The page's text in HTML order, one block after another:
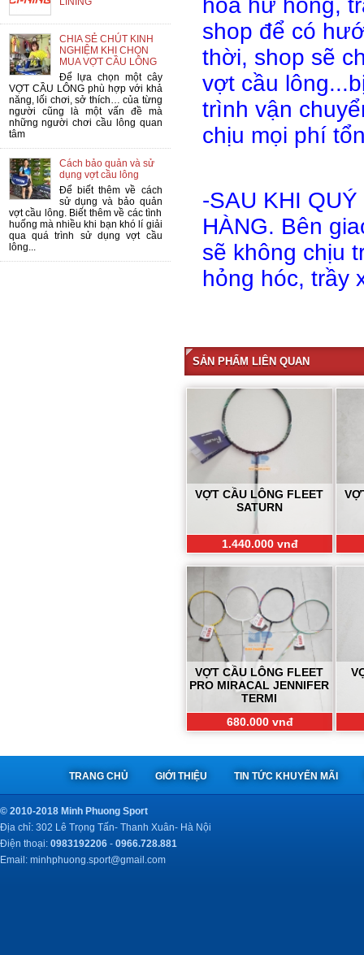
CHIA SẺ CHÚT KINH
NGHIỆM KHI CHỌN
MUA VỢT CẦU LÔNG
Để lựa chọn một cây
VỢT CẦU LÔNG phù hợp với khả
năng, lối chơi, sở thích… của từng
người cũng là một vấn đề mà
những người chơi cầu lông quan
tâm
Cách bảo quản và sử
dụng vợt cầu lông
Để biết thêm về cách
sử dụng và bảo quản
vợt cầu lông. Biết thêm về các tình
huống mà nhiều khi bạn khó lí giải
qua quá trình sử dụng vợt cầu
lông...
hoá hư hỏng,
shop để có
thời, shop sẽ
vợt cầu
trình vận
chịu mọi phí
-SAU KHI
HÀNG. Bên
sẽ không chịu
hỏng hóc, trầy
SẢN PHẨM LIÊN QUAN
VỢT CẦU LÔNG FLEET
SATURN
1.440.000 vnđ
VỢT CẦU LÔNG FLEET
PRO MIRACAL JENNIFER
TERMI
680.000 vnđ
TRANG CHỦ GIỚI THIỆU TIN TỨC KHUYẾN MÃI
© 2010-2018 Minh Phuong Sport
Địa chỉ: 302 Lê Trọng Tấn- Thanh Xuân- Hà Nội
Điện thoại: 0983192206 - 0966.728.881
Email: minhphuong.sport@gmail.com